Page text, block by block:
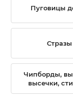
Пуговицы
Стразы
Чипборды,
высечки,